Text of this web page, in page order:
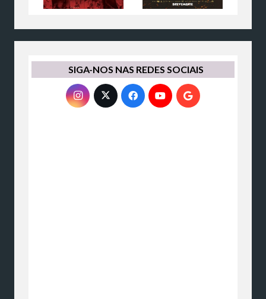
SIGA-NOS NAS REDES SOCIAIS